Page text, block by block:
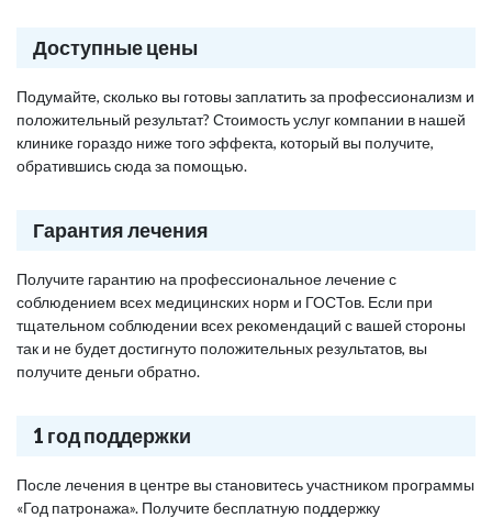
Доступные цены
Подумайте, сколько вы готовы заплатить за профессионализм и
положительный результат? Стоимость услуг компании в нашей
клинике гораздо ниже того эффекта, который вы получите,
обратившись сюда за помощью.
Гарантия лечения
Получите гарантию на профессиональное лечение с
соблюдением всех медицинских норм и ГОСТов. Если при
тщательном соблюдении всех рекомендаций с вашей стороны
так и не будет достигнуто положительных результатов, вы
получите деньги обратно.
1 год поддержки
После лечения в центре вы становитесь участником программы
«Год патронажа». Получите бесплатную поддержку